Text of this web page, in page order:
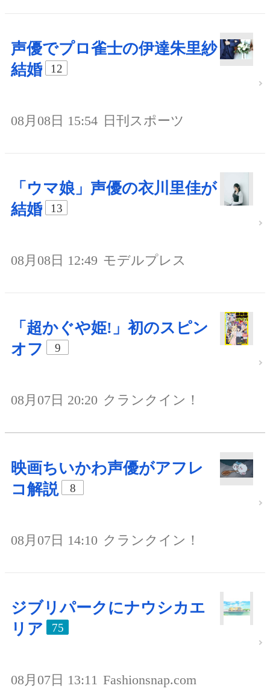
声優でプロ雀士の伊達朱里紗
結婚
12
08月08日 15:54 日刊スポーツ
「ウマ娘」声優の衣川里佳が
結婚
13
08月08日 12:49 モデルプレス
「超かぐや姫!」初のスピン
オフ
9
08月07日 20:20 クランクイン！
映画ちいかわ声優がアフレ
コ解説
8
08月07日 14:10 クランクイン！
ジブリパークにナウシカエ
リア
75
08月07日 13:11 Fashionsnap.com